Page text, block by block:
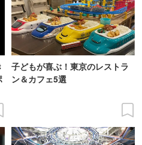
子どもが喜ぶ！東京のレストラ
ン＆カフェ5選